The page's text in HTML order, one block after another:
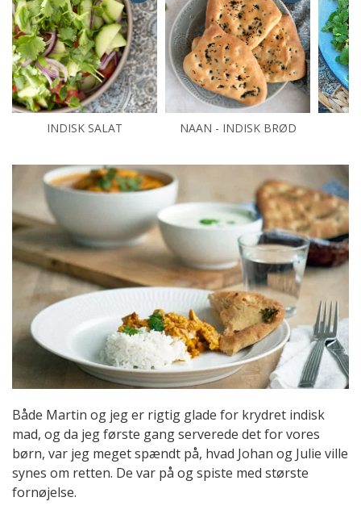
INDISK SALAT NAAN - INDISK BRØD
Både Martin og jeg er rigtig glade for krydret indisk
mad, og da jeg første gang serverede det for vores
børn, var jeg meget spændt på, hvad Johan og Julie ville
synes om retten. De var på og spiste med største
fornøjelse.